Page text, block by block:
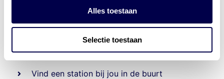
Alles toestaan
Selectie toestaan
tankstationsen duizenden
laadpassen
Den Hartog tank- en laadpas
Vind een station bij jou in de buurt